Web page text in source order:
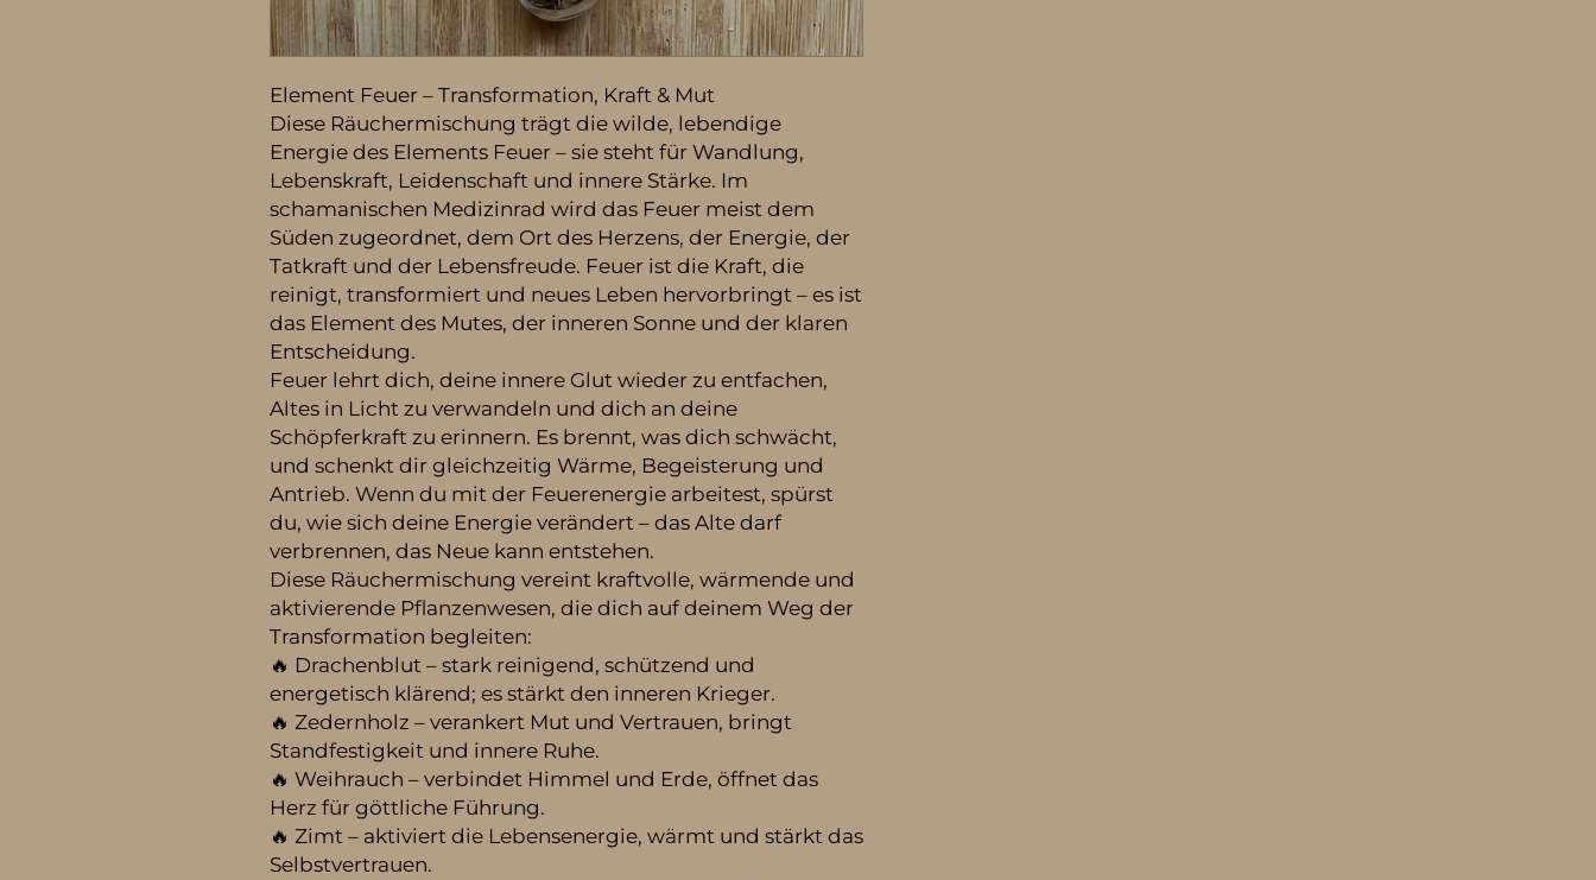
Element Feuer – Transformation, Kraft & Mut
Diese Räuchermischung trägt die wilde, lebendige
Energie des Elements Feuer – sie steht für Wandlung,
Lebenskraft, Leidenschaft und innere Stärke. Im
schamanischen Medizinrad wird das Feuer meist dem
Süden zugeordnet, dem Ort des Herzens, der Energie, der
Tatkraft und der Lebensfreude. Feuer ist die Kraft, die
reinigt, transformiert und neues Leben hervorbringt – es ist
das Element des Mutes, der inneren Sonne und der klaren
Entscheidung.
Feuer lehrt dich, deine innere Glut wieder zu entfachen,
Altes in Licht zu verwandeln und dich an deine
Schöpferkraft zu erinnern. Es brennt, was dich schwächt,
und schenkt dir gleichzeitig Wärme, Begeisterung und
Antrieb. Wenn du mit der Feuerenergie arbeitest, spürst
du, wie sich deine Energie verändert – das Alte darf
verbrennen, das Neue kann entstehen.
Diese Räuchermischung vereint kraftvolle, wärmende und
aktivierende Pflanzenwesen, die dich auf deinem Weg der
Transformation begleiten:
🔥 Drachenblut – stark reinigend, schützend und
energetisch klärend; es stärkt den inneren Krieger.
🔥 Zedernholz – verankert Mut und Vertrauen, bringt
Standfestigkeit und innere Ruhe.
🔥 Weihrauch – verbindet Himmel und Erde, öffnet das
Herz für göttliche Führung.
🔥 Zimt – aktiviert die Lebensenergie, wärmt und stärkt das
Selbstvertrauen.